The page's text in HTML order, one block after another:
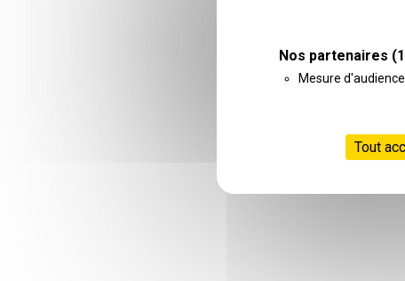
Nos partenaires
Mesure d'audience
Tout